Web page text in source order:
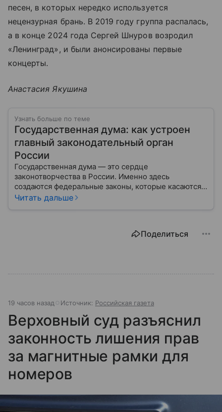
песен, в которых нередко используется
нецензурная брань. В 2019 году группа распалась,
а в конце 2024 года Сергей Шнуров возродил
«Ленинград», и были анонсированы первые
концерты.
Анастасия Якушина
Узнать больше по теме
Государственная дума: как устроен
главный законодательный орган
России
Государственная дума — это сердце
законотворчества в России. Именно здесь
создаются федеральные законы, которые касаются
жизни каждого гражданина: от образования и
Читать дальше
Поделиться
19 часов назад Источник: Российская газета
Верховный суд разъяснил
законность лишения прав
за магнитные рамки для
номеров